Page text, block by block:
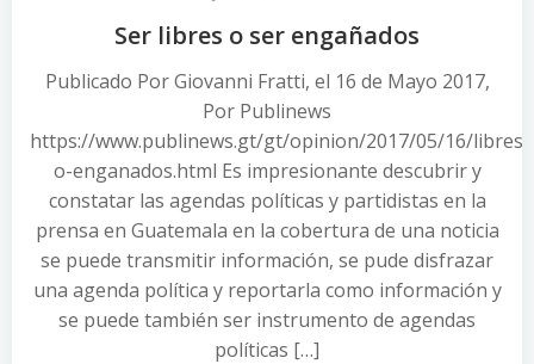
Ser libres o ser engañados
Publicado Por Giovanni Fratti, el 16 de Mayo 2017,
Por Publinews
https://www.publinews.gt/gt/opinion/2017/05/16/libres-
o-enganados.html Es impresionante descubrir y
constatar las agendas políticas y partidistas en la
prensa en Guatemala en la cobertura de una noticia
se puede transmitir información, se pude disfrazar
una agenda política y reportarla como información y
se puede también ser instrumento de agendas
políticas […]